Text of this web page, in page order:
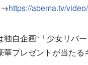
→https://abema.tv/
自企画“「少女リバ
プレゼントが当た